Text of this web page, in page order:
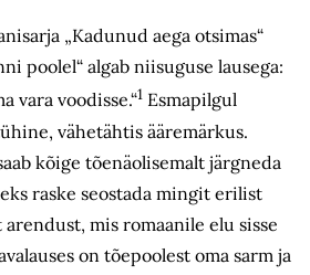
„Kadunud aega otsimas“
poolel“ algab niisuguse lausega:
vara voodisse.“1 Esmapilgul
vähetähtis ääremärkus.
kõige tõenäolisemalt järgneda
raske seostada mingit erilist
mis romaanile elu sisse
on tõepoolest oma sarm ja